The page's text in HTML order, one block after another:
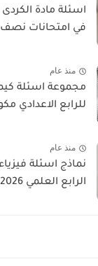
اسئلة مادة
في امتحانات
منذ عام
مجموعة اسئلة
للرابع الاعدادي
منذ عام
نماذج اسئلة
الرابع العلمي 2026